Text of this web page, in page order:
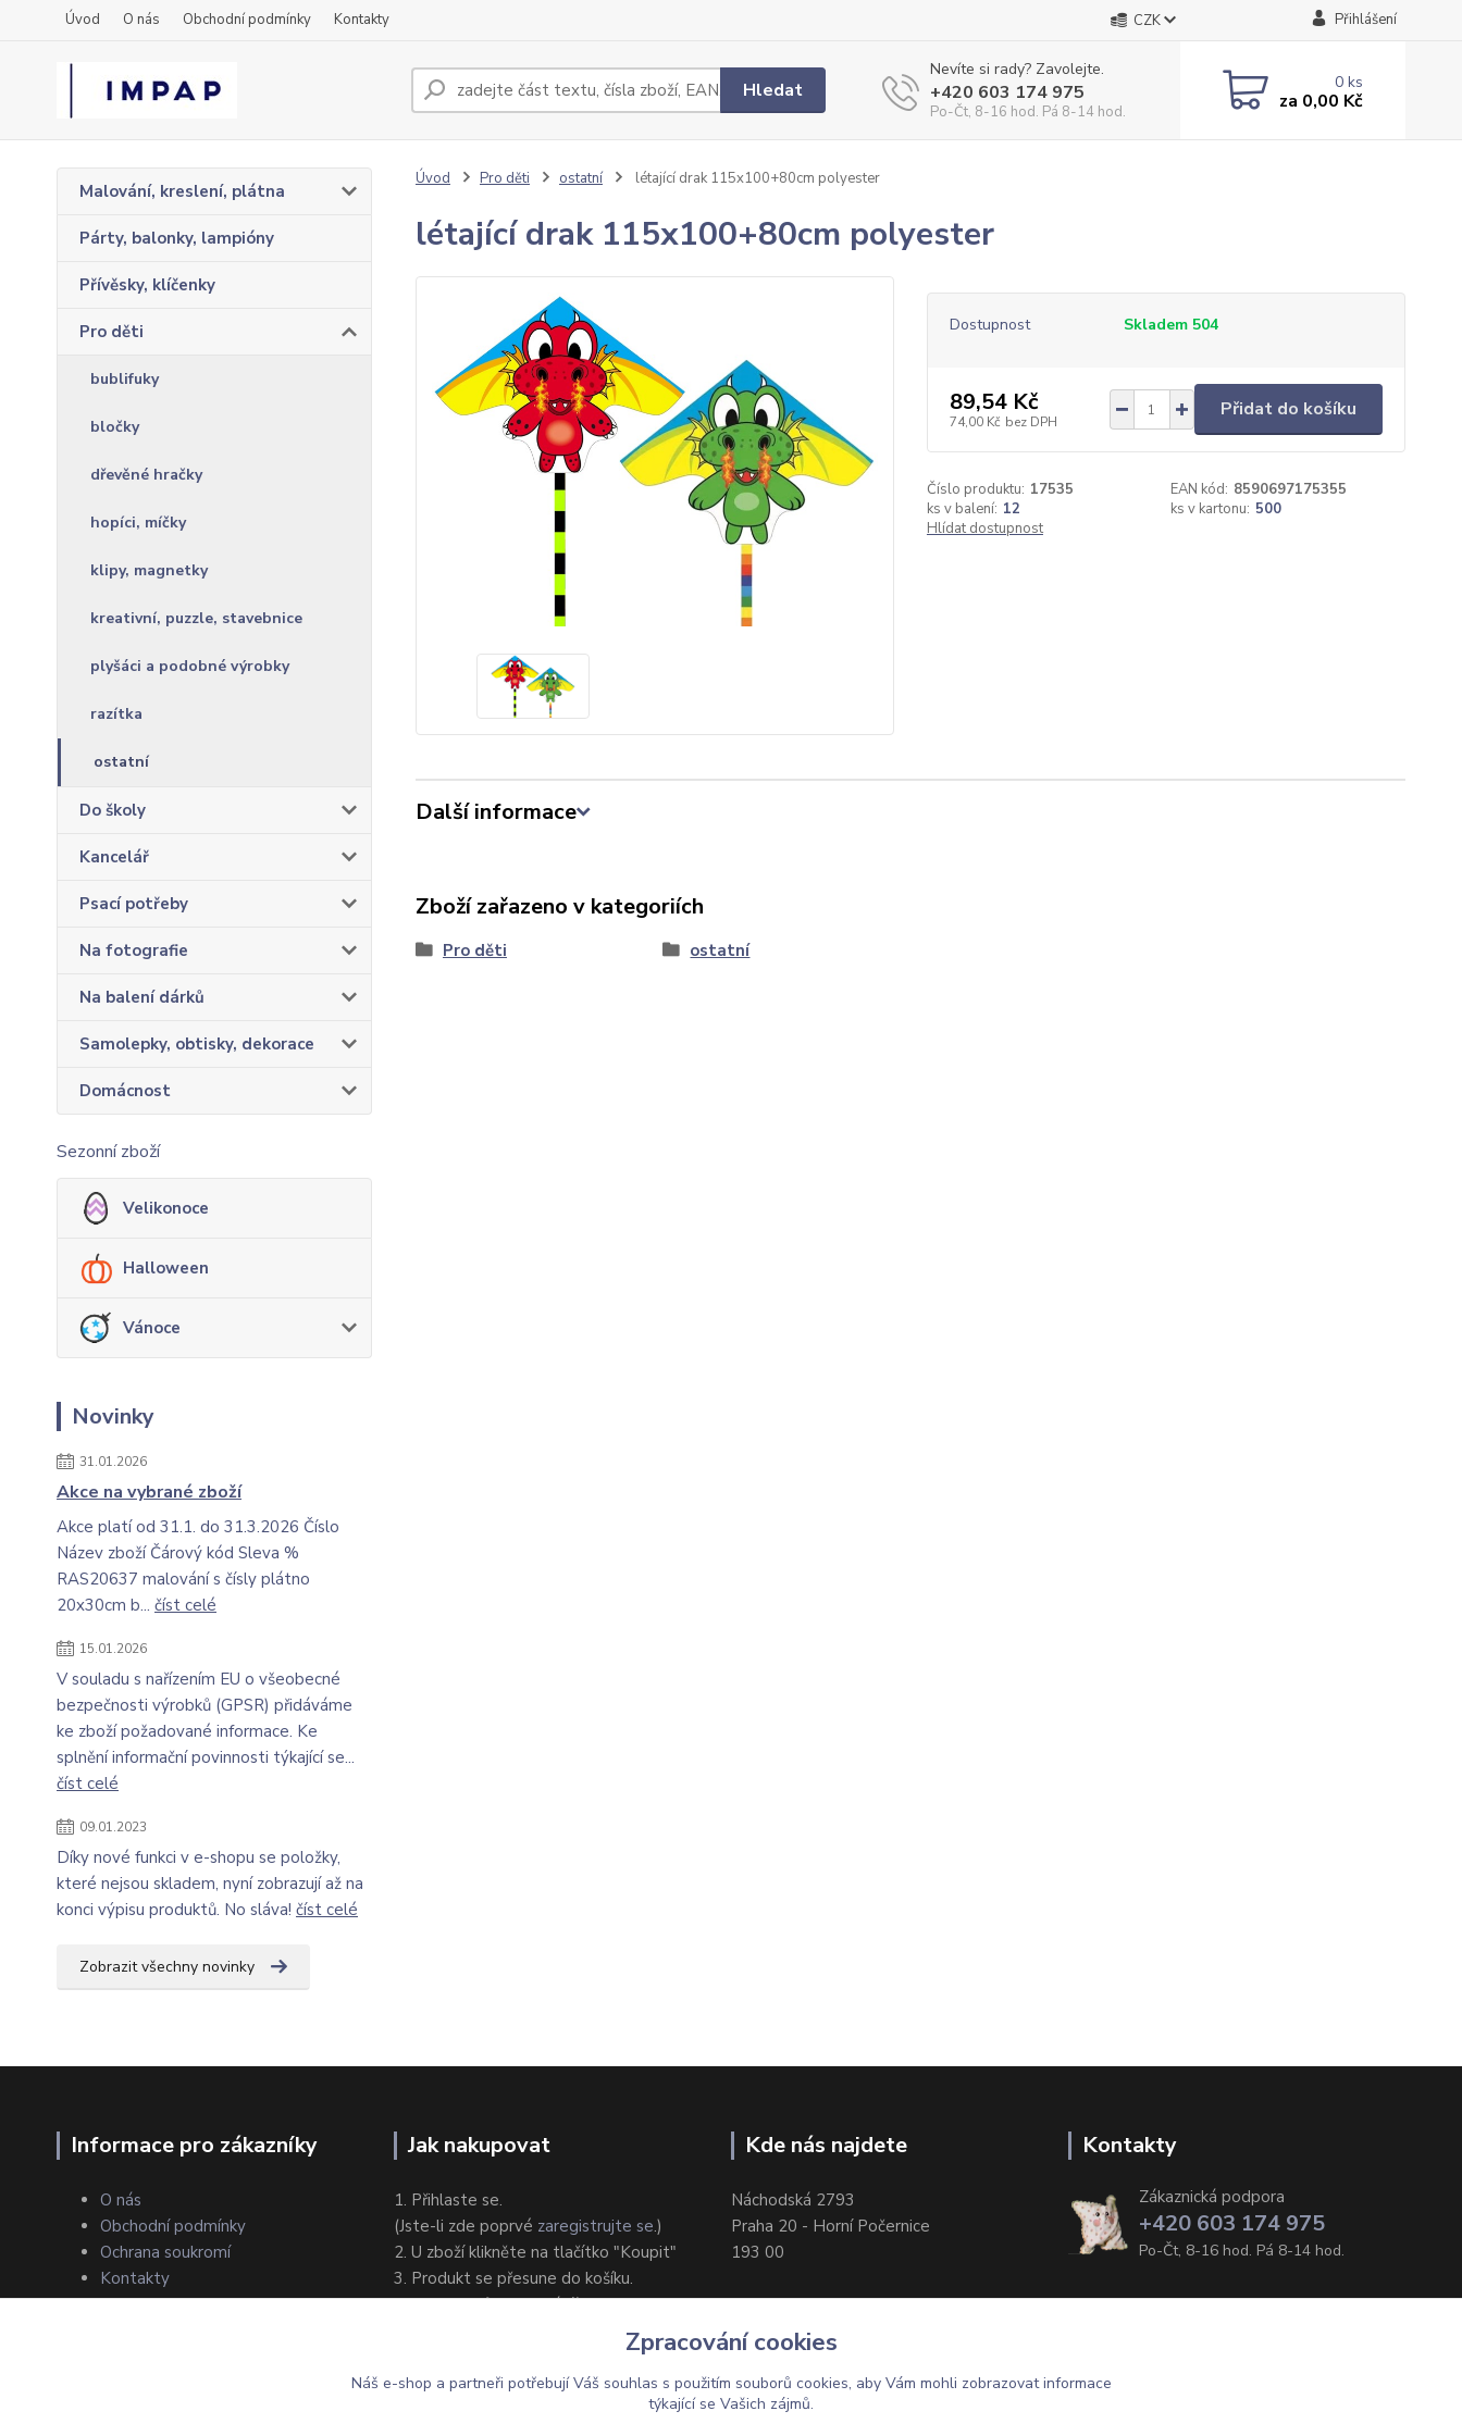
Úvod O nás Obchodní podmínky Kontakty CZK Přihlášení
Hledat
Nevíte si rady? Zavolejte.
+420 603 174 975
Po-Čt, 8-16 hod. Pá 8-14 hod.
0ks
za 0,00 Kč
Malování, kreslení, plátna
Párty, balonky, lampióny
Přívěsky, klíčenky
Pro děti
bublifuky
bločky
dřevěné hračky
hopíci, míčky
klipy, magnetky
kreativní, puzzle, stavebnice
plyšáci a podobné výrobky
razítka
ostatní
Do školy
Kancelář
Psací potřeby
Na fotografie
Na balení dárků
Samolepky, obtisky, dekorace
Domácnost
Sezonní zboží
Velikonoce
Halloween
Vánoce
Novinky
31.01.2026
Akce na vybrané zboží
Akce platí od 31.1. do 31.3.2026 Číslo
Název zboží Čárový kód Sleva %
RAS20637 malování s čísly plátno
20x30cm b... číst celé
15.01.2026
V souladu s nařízením EU o všeobecné
bezpečnosti výrobků (GPSR) přidáváme
ke zboží požadované informace. Ke
splnění informační povinnosti týkající se...
číst celé
09.01.2023
Díky nové funkci v e-shopu se položky,
které nejsou skladem, nyní zobrazují až na
konci výpisu produktů. No sláva! číst celé
Zobrazit všechny novinky
Úvod Pro děti ostatní létající drak 115x100+80cm polyester
létající drak 115x100+80cm polyester
Dostupnost Skladem 504
89,54 Kč
74,00 Kč bez DPH
Přidat do košíku
Číslo produktu: 17535 EAN kód: 8590697175355
ks v balení: 12 ks v kartonu: 500
Hlídat dostupnost
Další informace
Zboží zařazeno v kategoriích
Pro děti ostatní
Informace pro zákazníky
O nás
Obchodní podmínky
Ochrana soukromí
Kontakty
Jak nakupovat
1. Přihlaste se.
(Jste-li zde poprvé zaregistrujte se.)
2. U zboží klikněte na tlačítko "Koupit"
3. Produkt se přesune do košíku.
4. Zvolte způsob dodání/platby.
Kde nás najdete
Náchodská 2793
Praha 20 - Horní Počernice
193 00
Kontakty
Zákaznická podpora
+420 603 174 975
Po-Čt, 8-16 hod. Pá 8-14 hod.
Zpracování cookies
Náš e-shop a partneři potřebují Váš souhlas s použitím souborů cookies, aby Vám mohli zobrazovat informace
týkající se Vašich zájmů.